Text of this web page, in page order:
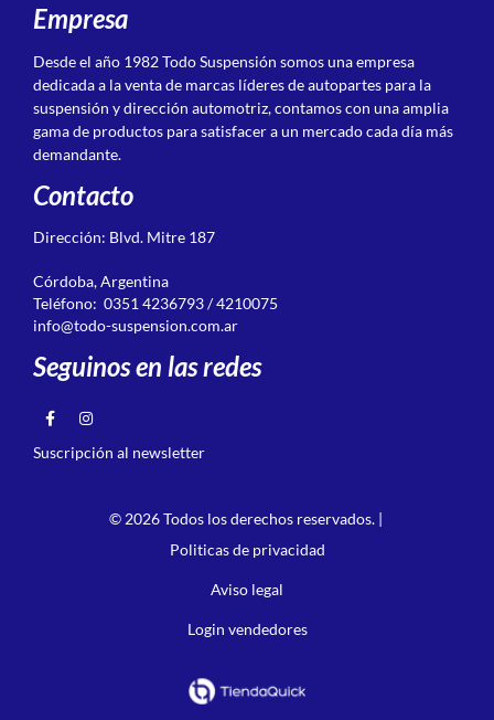
Empresa
Desde el año 1982 Todo Suspensión somos una empresa
dedicada a la venta de marcas líderes de autopartes para la
suspensión y dirección automotriz, contamos con una amplia
gama de productos para satisfacer a un mercado cada día más
demandante.
Contacto
Dirección: Blvd. Mitre 187
Córdoba, Argentina
Teléfono: 0351 4236793 / 4210075
info@todo-suspension.com.ar
Seguinos en las redes
Suscripción al newsletter
© 2026 Todos los derechos reservados. |
Politicas de privacidad
Aviso legal
Login vendedores